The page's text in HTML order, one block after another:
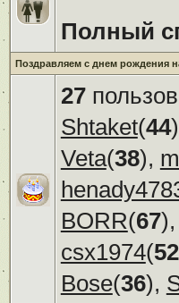
Полный
Поздравляем с днем рождения
27
Shtaket(44
Veta(38),
BORR(67),
csx1974(52
Bose(36),